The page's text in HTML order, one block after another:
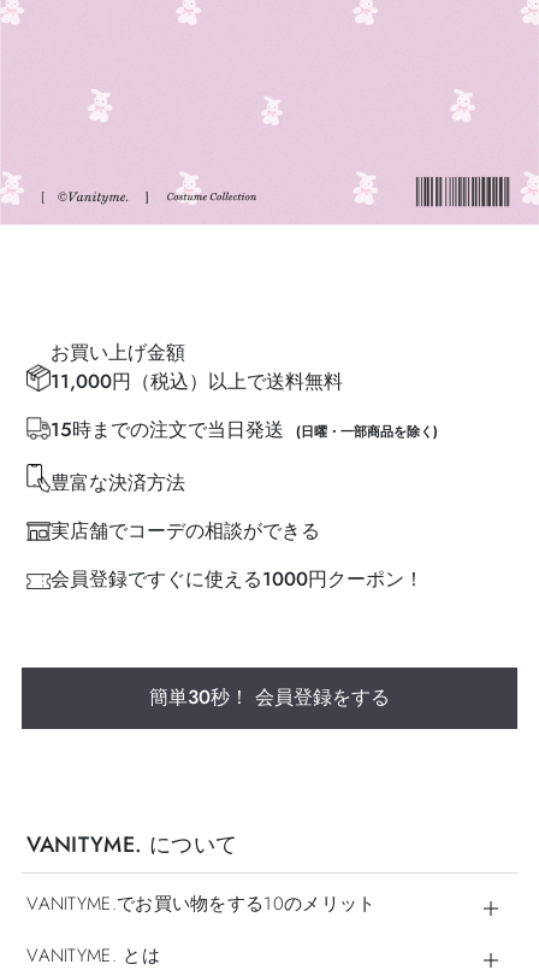
お買い上げ金額
11,000円（税込）以上で送料無料
15時までの注文で当日発送
(日曜・一部商品を除く)
豊富な決済方法
実店舗でコーデの相談ができる
会員登録ですぐに使える1000円クーポン！
簡単30秒！ 会員登録をする
VANITYME. について
VANITYME.でお買い物をする10のメリット
VANITYME. とは